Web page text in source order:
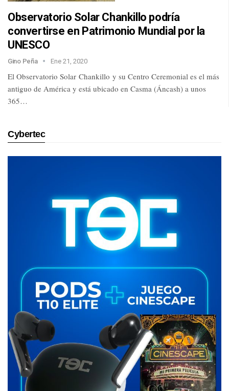
Observatorio Solar Chankillo podría
convertirse en Patrimonio Mundial por la
UNESCO
Gino Peña Ene 21, 2020
El Observatorio Solar Chankillo y su Centro Ceremonial es el más
antiguo de América y está ubicado en Casma (Áncash) a unos
365…
Cybertec